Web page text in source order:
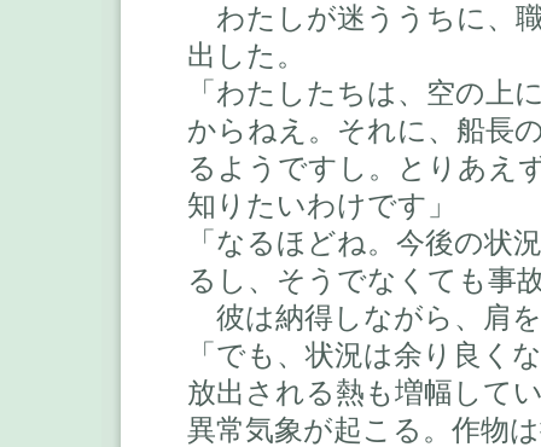
わたしが迷ううちに、
出した。
「わたしたちは、空の上
からねえ。それに、船長
るようですし。とりあえ
知りたいわけです」
「なるほどね。今後の状
るし、そうでなくても事
彼は納得しながら、肩
「でも、状況は余り良く
放出される熱も増幅して
異常気象が起こる。作物